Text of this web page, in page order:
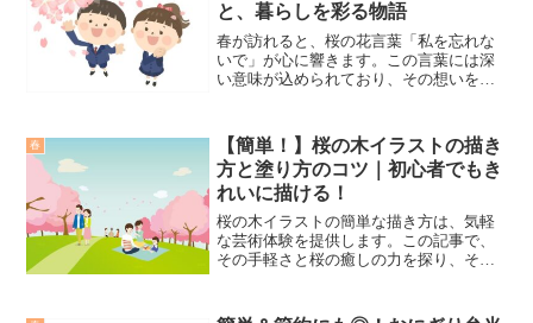
と、暮らしを彩る物語
春が訪れると、桜の花言葉「私を忘れな
いで」が心に響きます。この言葉には深
い意味が込められており、その想いを深
春
【簡単！】桜の木イラストの描き
方と塗り方のコツ｜初心者でもき
れいに描ける！
桜の木イラストの簡単な描き方は、気軽
な芸術体験を提供します。この記事で、
その手軽さと桜の癒しの力を探り、その